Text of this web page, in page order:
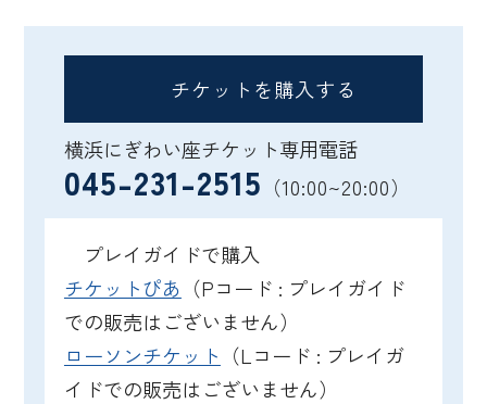
チケットを購入する
横浜にぎわい座チケット専用電話
045-231-2515 （10:00~20:00）
プレイガイドで購入
チケットぴあ （Pコード : プレイガイド
での販売はございません）
ローソンチケット （Lコード : プレイガ
イドでの販売はございません）